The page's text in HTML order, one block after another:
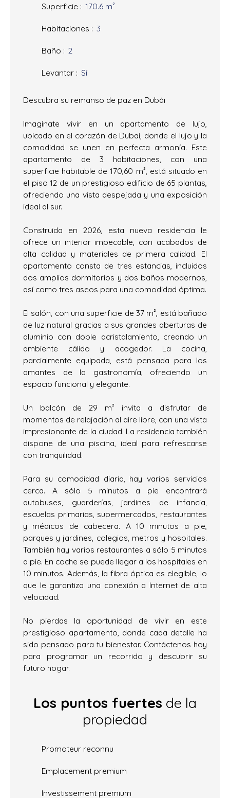
Superficie : 170.6 m²
Habitaciones : 3
Baño : 2
Levantar : Sí
Descubra su remanso de paz en Dubái
Imagínate vivir en un apartamento de lujo,
ubicado en el corazón de Dubai, donde el lujo y la
comodidad se unen en perfecta armonía. Este
apartamento de 3 habitaciones, con una
superficie habitable de 170,60 m², está situado en
el piso 12 de un prestigioso edificio de 65 plantas,
ofreciendo una vista despejada y una exposición
ideal al sur.
Construida en 2026, esta nueva residencia le
ofrece un interior impecable, con acabados de
alta calidad y materiales de primera calidad. El
apartamento consta de tres estancias, incluidos
dos amplios dormitorios y dos baños modernos,
así como tres aseos para una comodidad óptima.
El salón, con una superficie de 37 m², está bañado
de luz natural gracias a sus grandes aberturas de
aluminio con doble acristalamiento, creando un
ambiente cálido y acogedor. La cocina,
parcialmente equipada, está pensada para los
amantes de la gastronomía, ofreciendo un
espacio funcional y elegante.
Un balcón de 29 m² invita a disfrutar de
momentos de relajación al aire libre, con una vista
impresionante de la ciudad. La residencia también
dispone de una piscina, ideal para refrescarse
con tranquilidad.
Para su comodidad diaria, hay varios servicios
cerca. A sólo 5 minutos a pie encontrará
autobuses, guarderías, jardines de infancia,
escuelas primarias, supermercados, restaurantes
y médicos de cabecera. A 10 minutos a pie,
parques y jardines, colegios, metros y hospitales.
También hay varios restaurantes a sólo 5 minutos
a pie. En coche se puede llegar a los hospitales en
10 minutos. Además, la fibra óptica es elegible, lo
que le garantiza una conexión a Internet de alta
velocidad.
No pierdas la oportunidad de vivir en este
prestigioso apartamento, donde cada detalle ha
sido pensado para tu bienestar. Contáctenos hoy
para programar un recorrido y descubrir su
futuro hogar.
Los puntos fuertes de la
propiedad
Promoteur reconnu
Emplacement premium
Investissement premium